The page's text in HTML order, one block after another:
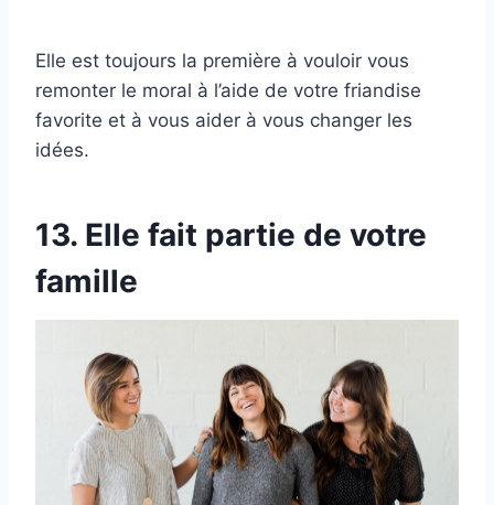
Elle est toujours la première à vouloir vous
remonter le moral à l’aide de votre friandise
favorite et à vous aider à vous changer les
idées.
13. Elle fait partie de votre
famille